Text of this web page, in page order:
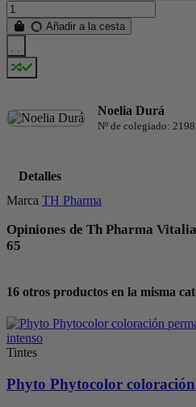
Añadir a la cesta
Noelia Durá
Nº de colegiado:
Detalles
Marca TH Pharma
Opiniones de Th Pharma
65
16 otros productos en la misma
Tintes
Phyto Phytocolor